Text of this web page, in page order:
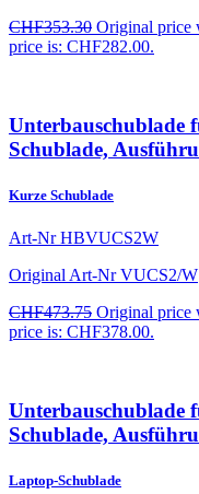
CHF353.30 Original price
price is: CHF282.00.
Unterbauschublade
Schublade,
Kurze Schublade
Art-NrHBVUCS2W
Original Art-NrVUCS2/W
CHF473.75 Original price
price is: CHF378.00.
Unterbauschublade
Schublade,
Laptop-Schublade